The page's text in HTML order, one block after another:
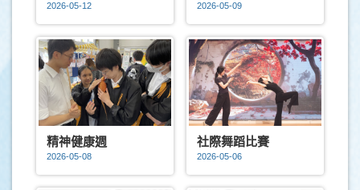
2026-05-12 2026-05-09
精神健康週
2026-05-08
社際舞蹈比賽
2026-05-06